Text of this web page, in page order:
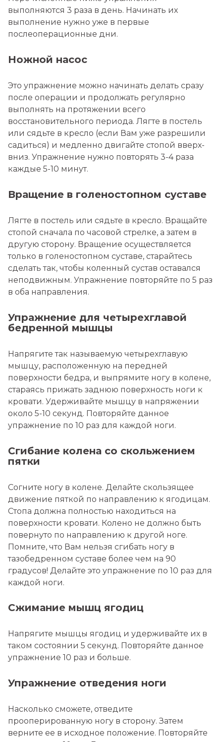
выполняются 3 раза в день. Начинать их
выполнение нужно уже в первые
послеоперационные дни.
Ножной насос
Это упражнение можно начинать делать сразу
после операции и продолжать регулярно
выполнять на протяжении всего
восстановительного периода. Лягте в постель
или сядьте в кресло (если Вам уже разрешили
садиться) и медленно двигайте стопой вверх-
вниз. Упражнение нужно повторять 3-4 раза
каждые 5-10 минут.
Вращение в голеностопном суставе
Лягте в постель или сядьте в кресло. Вращайте
стопой сначала по часовой стрелке, а затем в
другую сторону. Вращение осуществляется
только в голеностопном суставе, старайтесь
сделать так, чтобы коленный сустав оставался
неподвижным. Упражнение повторяйте по 5 раз
в оба направления.
Упражнение для четырехглавой
бедренной мышцы
Напрягите так называемую четырехглавую
мышцу, расположенную на передней
поверхности бедра, и выпрямите ногу в колене,
стараясь прижать заднюю поверхность ноги к
кровати. Удерживайте мышцу в напряжении
около 5-10 секунд. Повторяйте данное
упражнение по 10 раз для каждой ноги.
Сгибание колена со скольжением
пятки
Согните ногу в колене. Делайте скользящее
движение пяткой по направлению к ягодицам.
Стопа должна полностью находиться на
поверхности кровати. Колено не должно быть
повернуто по направлению к другой ноге.
Помните, что Вам нельзя сгибать ногу в
тазобедренном суставе более чем на 90
градусов! Делайте это упражнение по 10 раз для
каждой ноги.
Сжимание мышц ягодиц
Напрягите мышцы ягодиц и удерживайте их в
таком состоянии 5 секунд. Повторяйте данное
упражнение 10 раз и больше.
Упражнение отведения ноги
Насколько сможете, отведите
прооперированную ногу в сторону. Затем
верните ее в исходное положение. Повторяйте